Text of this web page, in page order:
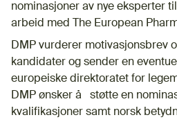
nominasjoner av nye eksperter
arbeid med The European
DMP vurderer motivasjonsbrev
kandidater og sender en
europeiske direktoratet for
DMP ønsker å støtte en
kvalifikasjoner samt norsk